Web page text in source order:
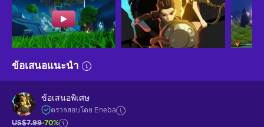
ข้อเสนอแนะนำ
ข้อเสนอพิเศษ
ตรวจสอบโดย Eneba
US$7.99-70%